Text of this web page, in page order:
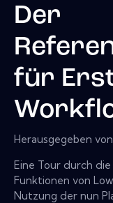
Der
für
Herausgegeben
Eine Tour durch
Funktionen von
Nutzung der nun